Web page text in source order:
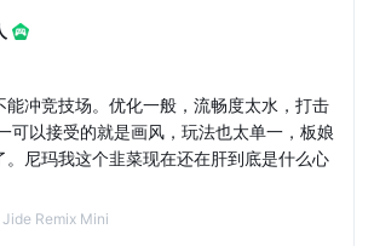
能冲竞技场。优化一般，流畅度太水，打击
可以接受的就是画风，玩法也太单一，板娘
。尼玛我这个韭菜现在还在肝到底是什么心
Jide Remix Mini